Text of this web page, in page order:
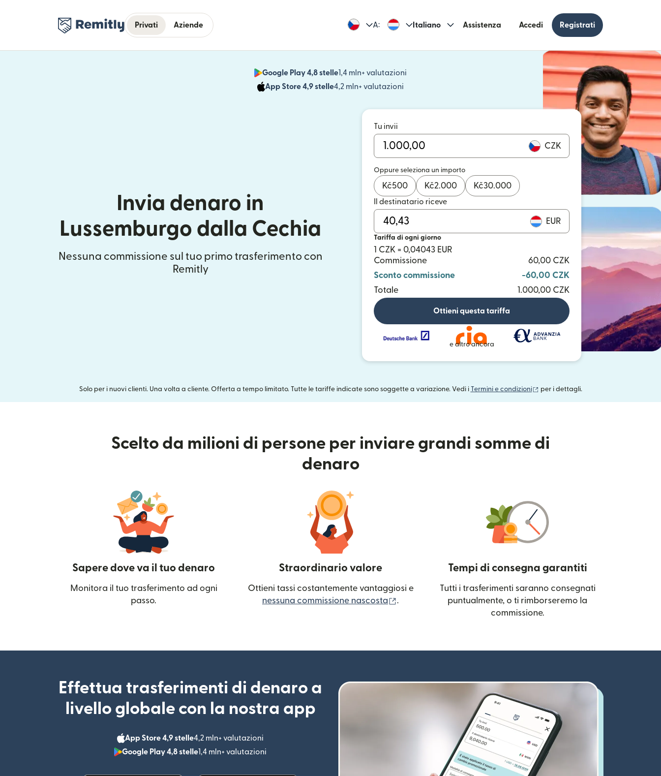
Privati Aziende A: Italiano Assistenza Accedi Registrati
Google Play 4,8 stelle1,4 mln+ valutazioni
App Store 4,9 stelle4,2 mln+ valutazioni
Invia denaro in
Lussemburgo dalla Cechia
Nessuna commissione sul tuo primo trasferimento con
Remitly
Tu invii
CZK
Oppure seleziona un importo
Kč500 Kč2.000 Kč30.000
Il destinatario riceve
EUR
Tariffa di ogni giorno
1 CZK = 0,04043 EUR
Commissione
60,00 CZK
Sconto commissione
-60,00 CZK
Totale
1.000,00 CZK
Ottieni questa tariffa
e altro ancora
Solo per i nuovi clienti. Una volta a cliente. Offerta a tempo limitato. Tutte le tariffe indicate sono soggette a variazione. Vedi i Termini e condizioni (si apre in una nuova finestra)
per i dettagli.
Scelto da milioni di persone per inviare grandi somme di
denaro
Sapere dove va il tuo denaro
Monitora il tuo trasferimento ad ogni
passo.
Straordinario valore
Ottieni tassi costantemente vantaggiosi e
nessuna commissione nascosta
(si apre in una nuova finestra)
.
Tempi di consegna garantiti
Tutti i trasferimenti saranno consegnati
puntualmente, o ti rimborseremo la
commissione.
Effettua trasferimenti di denaro a
livello globale con la nostra app
App Store 4,9 stelle4,2 mln+ valutazioni
Google Play 4,8 stelle1,4 mln+ valutazioni